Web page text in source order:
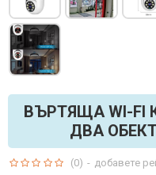
ВЪРТЯЩА WI-FI
ДВА
(0) - добавете